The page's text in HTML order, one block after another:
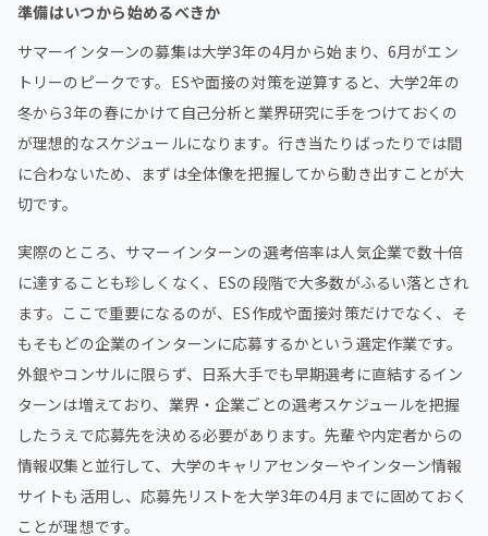
準備はいつから始めるべきか
サマーインターンの募集は大学3年の4月から始まり、6月がエン
トリーのピークです。ESや面接の対策を逆算すると、大学2年の
冬から3年の春にかけて自己分析と業界研究に手をつけておくの
が理想的なスケジュールになります。行き当たりばったりでは間
に合わないため、まずは全体像を把握してから動き出すことが大
切です。
実際のところ、サマーインターンの選考倍率は人気企業で数十倍
に達することも珍しくなく、ESの段階で大多数がふるい落とされ
ます。ここで重要になるのが、ES作成や面接対策だけでなく、そ
もそもどの企業のインターンに応募するかという選定作業です。
外銀やコンサルに限らず、日系大手でも早期選考に直結するイン
ターンは増えており、業界・企業ごとの選考スケジュールを把握
したうえで応募先を決める必要があります。先輩や内定者からの
情報収集と並行して、大学のキャリアセンターやインターン情報
サイトも活用し、応募先リストを大学3年の4月までに固めておく
ことが理想です。